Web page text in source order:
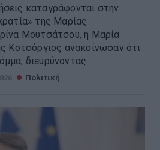
καταγράφονται στην
της Μαρίας
Μουτσάτσου, η Μαρία
Κοτσόργιος ανακοίνωσαν ότι
διευρύνοντας...
Πολιτική